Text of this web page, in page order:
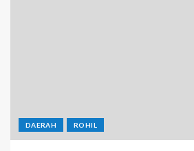
DAERAH ROHIL